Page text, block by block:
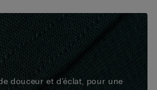
douceur et d'éclat, pour une